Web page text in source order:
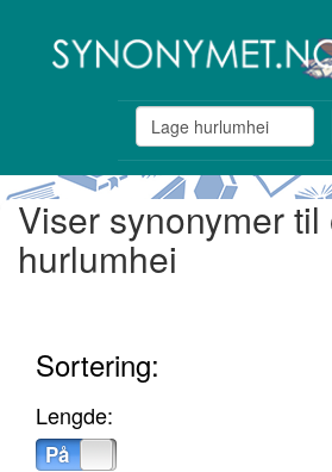
Viser synonymer
hurlumhei
Sortering:
Lengde:
På